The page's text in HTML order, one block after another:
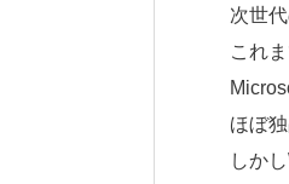
次世
これ
ほぼ
しか